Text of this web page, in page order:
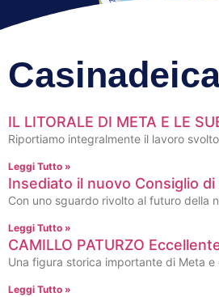
IL LITORALE DI META E LE
Riportiamo integralmente il lavoro
Leggi Tutto »
Insediato il nuovo Consiglio
Con uno sguardo rivolto al futuro della
Leggi Tutto »
CAMILLO PATURZO
Una figura storica importante di Meta
Leggi Tutto »